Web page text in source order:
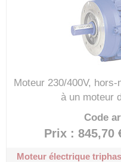
Moteur 230/400V,
à un moteur
Code
Prix : 845,70
Moteur électrique